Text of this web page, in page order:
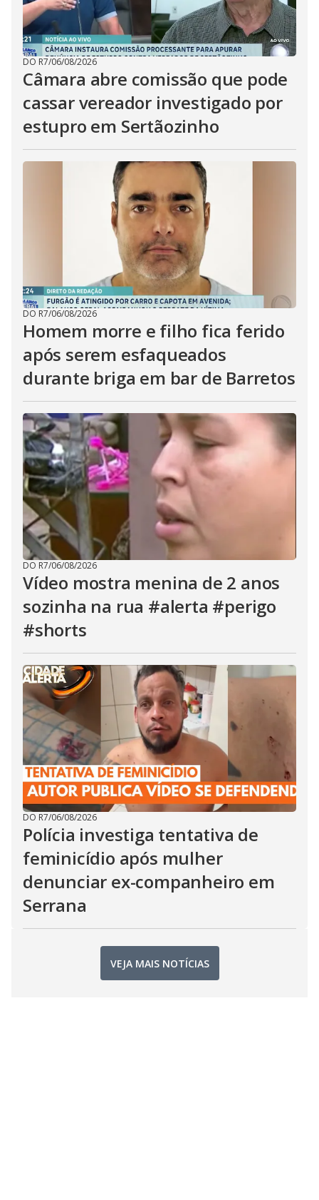
DO R7/06/08/2026
Câmara abre comissão que pode
cassar vereador investigado por
estupro em Sertãozinho
DO R7/06/08/2026
Homem morre e filho fica ferido
após serem esfaqueados
durante briga em bar de Barretos
DO R7/06/08/2026
Vídeo mostra menina de 2 anos
sozinha na rua #alerta #perigo
#shorts
DO R7/06/08/2026
Polícia investiga tentativa de
feminicídio após mulher
denunciar ex-companheiro em
Serrana
VEJA MAIS NOTÍCIAS